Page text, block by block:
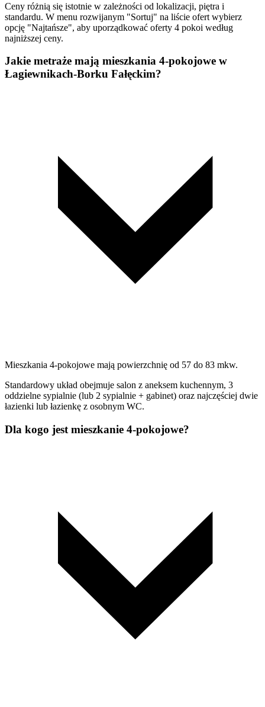
Ceny różnią się istotnie w zależności od lokalizacji, piętra i
standardu. W menu rozwijanym "Sortuj" na liście ofert wybierz
opcję "Najtańsze", aby uporządkować oferty 4 pokoi według
najniższej ceny.
Jakie metraże mają mieszkania 4-pokojowe w
Łagiewnikach-Borku Fałęckim?
Mieszkania 4-pokojowe mają powierzchnię od 57 do 83 mkw.
Standardowy układ obejmuje salon z aneksem kuchennym, 3
oddzielne sypialnie (lub 2 sypialnie + gabinet) oraz najczęściej dwie
łazienki lub łazienkę z osobnym WC.
Dla kogo jest mieszkanie 4-pokojowe?